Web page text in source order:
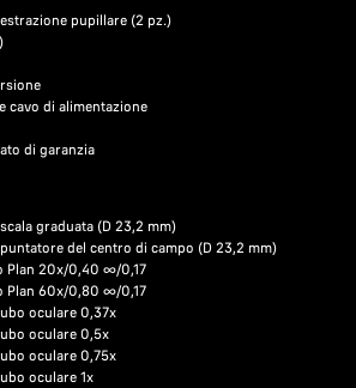
pupillare (2 pz.)
cavo di alimentazione
di garanzia
graduata (D 23,2 mm)
del centro di campo (D 23,2 mm)
Plan 20х/0,40 ∞/0,17
Plan 60х/0,80 ∞/0,17
oculare 0,37x
oculare 0,5x
oculare 0,75x
oculare 1x